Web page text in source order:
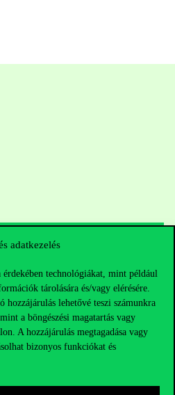
adatkezelés
technológiákat, mint például
tárolására és/vagy elérésére.
hozzájárulás lehetővé teszi számunkra
a böngészési magatartás vagy
A hozzájárulás megtagadása vagy
bizonyos funkciókat és